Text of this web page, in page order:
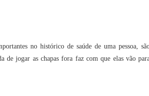
no histórico de saúde de uma pessoa,
de jogar as chapas fora faz com que elas vão